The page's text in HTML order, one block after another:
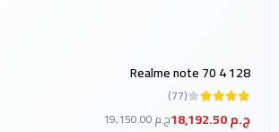
Realme note 70 4 128
(77)
18,192.50 ج.م 19,150.00 ج.م